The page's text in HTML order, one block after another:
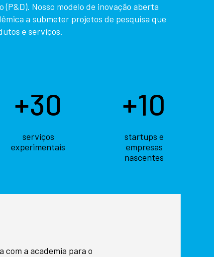
(P&D). Nosso modelo de inovação aberta
a submeter projetos de pesquisa que
e serviços.
+30
serviços
experimentais
+10
startups e
empresas
nascentes
com a academia para o